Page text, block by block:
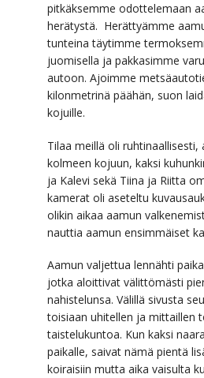
pitkäksemme odottelemaan
herätystä. Herättyämme
tunteina täytimme
juomisella ja pakkasimme
autoon. Ajoimme
kilonmetrinä päähän, suon
kojuille.
Tilaa meillä oli ruhtinaallisesti,
kolmeen kojuun, kaksi
ja Kalevi sekä Tiina ja Riitta
kamerat oli aseteltu
olikin aikaa aamun
nauttia aamun ensimmäiset
Aamun valjettua lennähti
jotka aloittivat välittömästi
nahistelunsa. Välillä sivusta
toisiaan uhitellen ja mittaillen
taistelukuntoa. Kun kaksi
paikalle, saivat nämä pientä
koiraisiin mutta aika vaisulta